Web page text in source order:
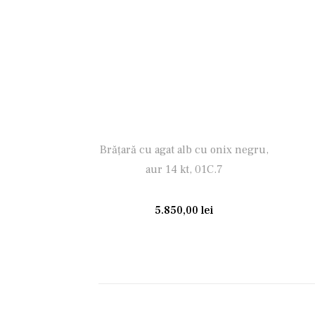
Brăţară cu agat alb cu onix negru,
aur 14 kt, 01C.7
5.850,00lei